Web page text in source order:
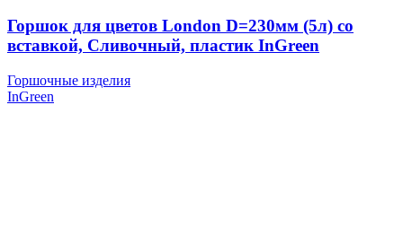
Горшок для цветов London D=230мм (5л) со
вставкой, Сливочный, пластик InGreen
Горшочные изделия
InGreen